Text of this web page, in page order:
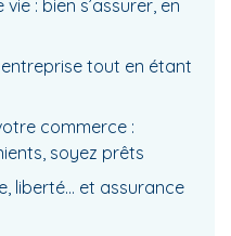
vie : bien s’assurer, en
entreprise tout en étant
commerce :
soyez prêts
liberté… et assurance